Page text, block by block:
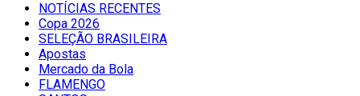
NOTÍCIAS RECENTES
Copa 2026
SELEÇÃO BRASILEIRA
Apostas
Mercado da Bola
FLAMENGO